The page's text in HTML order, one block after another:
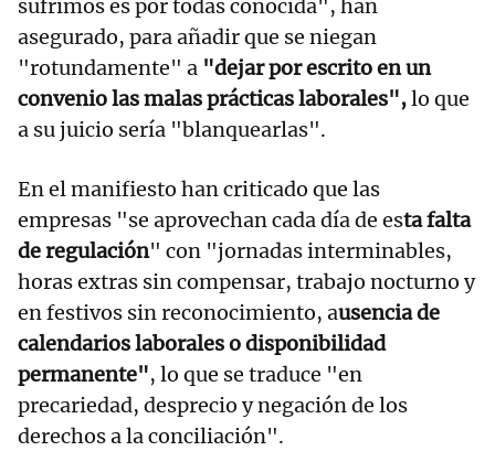
sufrimos es por todas conocida", han
asegurado, para añadir que se niegan
"rotundamente" a "dejar por escrito en un
convenio las malas prácticas laborales",lo que
a su juicio sería "blanquearlas".
En el manifiesto han criticado que las
empresas "se aprovechan cada día de esta falta
de regulación" con "jornadas interminables,
horas extras sin compensar, trabajo nocturno y
en festivos sin reconocimiento, ausencia de
calendarios laborales o disponibilidad
permanente", lo que se traduce "en
precariedad, desprecio y negación de los
derechos a la conciliación".